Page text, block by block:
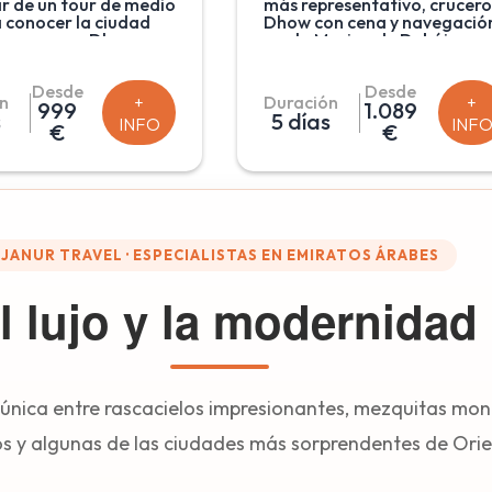
de un tour de medio
conocer la ciudad
crucero Dhow con
el desierto en el
de hogueras y
a la parrilla, danza
opción de
henna y
show de
Desde
999
€
+
INFO
más representativo, crucero
Dhow con cena y
por la Marina de Dubái
desierto para disfrutar de
una inigualable puesta de
y tour de día completo en
Abu Dhabi con almuerzo en
buffet en hotel de cinco
Duración
5 días
Desde
1.089
€
+
INFO
JANUR TRAVEL · ESPECIALISTAS EN EMIRATOS ÁRABES
lujo y la
entre rascacielos impresionantes, mezquitas
y algunas de las ciudades más sorprendentes de